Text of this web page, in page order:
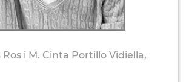
i M. Cinta Portillo Vidiella,